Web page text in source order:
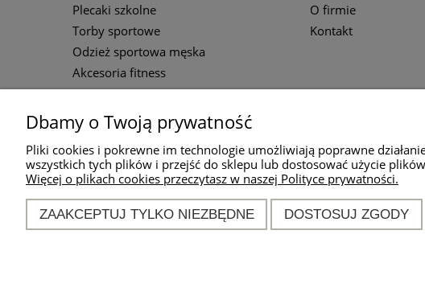
Plecaki szkolne
Torby sportowe
Odzież sportowa męska
Akcesoria fitness
O firmie
Kontakt
Kontakt
Godziny działania
od poniedziałku do
w godz. 10:00 - 18:00
Dbamy o Twoją prywatność
Pliki cookies i pokrewne im technologie umożliwiają poprawne
wszystkich tych plików i przejść do sklepu lub dostosować użycie
Więcej o plikach cookies przeczytasz w naszej Polityce prywatności.
ZAAKCEPTUJ TYLKO NIEZBĘDNE DOSTOSUJ ZGODY